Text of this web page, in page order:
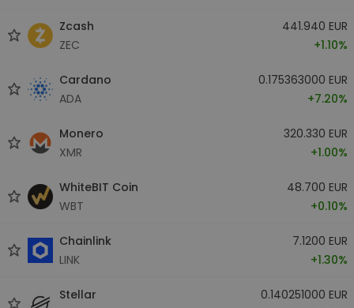
Zcash
ZEC
441.940 EUR
+1.10%
Cardano
ADA
0.175363000 EUR
+7.20%
Monero
XMR
320.330 EUR
+1.00%
WhiteBIT Coin
WBT
48.700 EUR
+0.10%
Chainlink
LINK
7.1200 EUR
+1.30%
Stellar
0.140251000 EUR